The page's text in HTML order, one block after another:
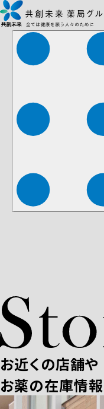
株式会社ファーマみら
お近くの店舗や
お薬の在庫情報